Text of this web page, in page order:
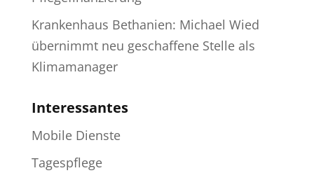
Krankenhaus Bethanien: Michael Wied
übernimmt neu geschaffene Stelle als
Klimamanager
Interessantes
Mobile Dienste
Tagespflege